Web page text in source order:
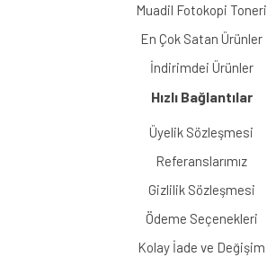
Muadil Fotokopi Toneri
En Çok Satan Ürünler
İndirimdei Ürünler
Hızlı Bağlantılar
Üyelik Sözleşmesi
Referanslarımız
Gizlilik Sözleşmesi
Ödeme Seçenekleri
Kolay İade ve Değişim